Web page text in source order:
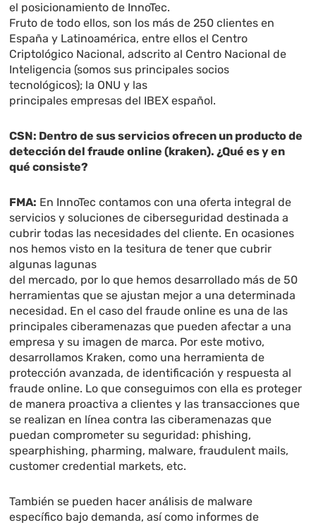
el posicionamiento de InnoTec.
Fruto de todo ellos, son los más de 250 clientes en
España y Latinoamérica, entre ellos el Centro
Criptológico Nacional, adscrito al Centro Nacional de
Inteligencia (somos sus principales socios
tecnológicos); la ONU y las
principales empresas del IBEX español.
CSN: Dentro de sus servicios ofrecen un producto de
detección del fraude online (kraken). ¿Qué es y en
qué consiste?
FMA: En InnoTec contamos con una oferta integral de
servicios y soluciones de ciberseguridad destinada a
cubrir todas las necesidades del cliente. En ocasiones
nos hemos visto en la tesitura de tener que cubrir
algunas lagunas
del mercado, por lo que hemos desarrollado más de 50
herramientas que se ajustan mejor a una determinada
necesidad. En el caso del fraude online es una de las
principales ciberamenazas que pueden afectar a una
empresa y su imagen de marca. Por este motivo,
desarrollamos Kraken, como una herramienta de
protección avanzada, de identificación y respuesta al
fraude online. Lo que conseguimos con ella es proteger
de manera proactiva a clientes y las transacciones que
se realizan en línea contra las ciberamenazas que
puedan comprometer su seguridad: phishing,
spearphishing, pharming, malware, fraudulent mails,
customer credential markets, etc.
También se pueden hacer análisis de malware
específico bajo demanda, así como informes de